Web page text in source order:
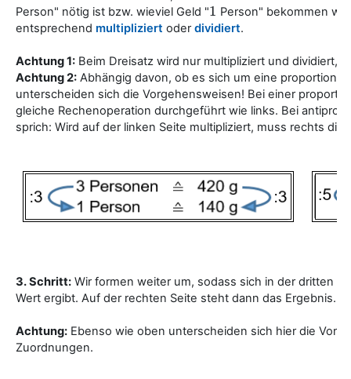
Person" nötig ist bzw. wieviel Geld "1
1 Person" bekommen
entsprechend multipliziert oderdividiert.
Achtung 1: Beim Dreisatz wird nur multipliziert und dividiert,
Achtung 2: Abhängig davon, ob es sich um eine
unterscheiden sich die Vorgehensweisen! Bei einer
gleiche Rechenoperation durchgeführt wie links. Bei
sprich: Wird auf der linken Seite multipliziert, muss rechts
3. Schritt: Wir formen weiter um, sodass sich in der dritten
Wert ergibt. Auf der rechten Seite steht dann das Ergebnis.
Achtung: Ebenso wie oben unterscheiden sich hier die
Zuordnungen.